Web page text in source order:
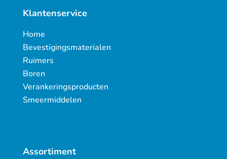
Klantenservice
Home
Bevestigingsmaterialen
Ruimers
Boren
Verankeringsproducten
Smeermiddelen
Assortiment